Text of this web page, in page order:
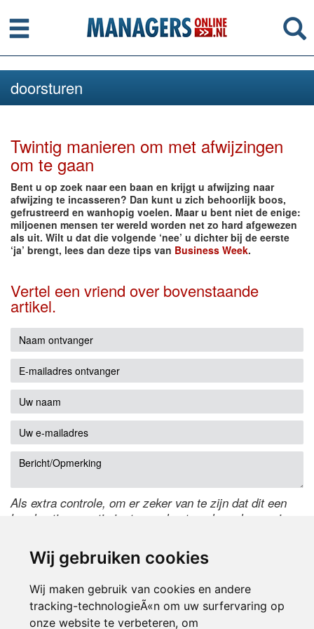
Wij gebruiken cookies
Wij maken gebruik van cookies en andere
tracking-technologieÃ«n om uw surfervaring op
onze website te verbeteren, om
Menu
doorsturen
Twintig manieren om met afwijzingen
om te gaan
Bent u op zoek naar een baan en krijgt u afwijzing naar
afwijzing te incasseren? Dan kunt u zich behoorlijk boos,
gefrustreerd en wanhopig voelen. Maar u bent niet de enige:
miljoenen mensen ter wereld worden net zo hard afgewezen
als uit. Wilt u dat die volgende ‘nee’ u dichter bij de eerste
‘ja’ brengt, lees dan deze tips van Business Week.
Vertel een vriend over bovenstaande
artikel.
Als extra controle, om er zeker van te zijn dat dit een
handmatige reactie is, typ onderstaande code over in
de code te wijzigen.